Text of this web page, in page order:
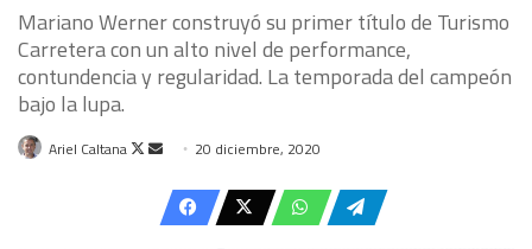
Mariano Werner construyó su primer título de Turismo
Carretera con un alto nivel de performance,
contundencia y regularidad. La temporada del campeón
bajo la lupa.
Ariel Caltana
Follow
Send
email
20 diciembre, 2020